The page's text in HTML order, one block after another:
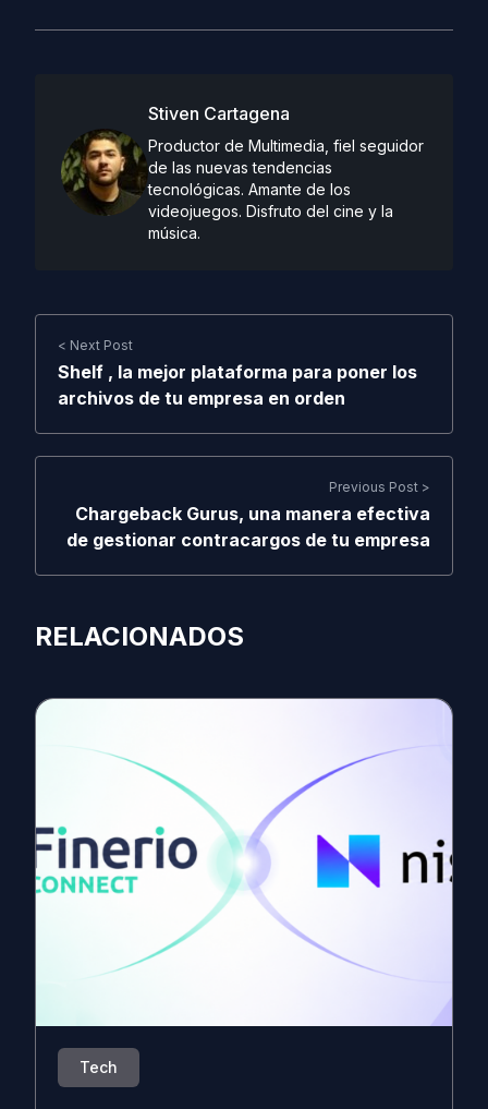
Stiven Cartagena
Productor de Multimedia, fiel seguidor
de las nuevas tendencias
tecnológicas. Amante de los
videojuegos. Disfruto del cine y la
música.
< Next Post
Shelf , la mejor plataforma para poner los
archivos de tu empresa en orden
Previous Post >
Chargeback Gurus, una manera efectiva
de gestionar contracargos de tu empresa
RELACIONADOS
Tech